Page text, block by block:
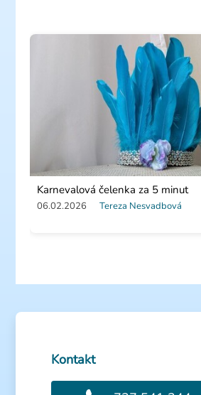
Karnevalová čelenka za 5 minut
06.02.2026 Tereza Nesvadbová
Kontakt